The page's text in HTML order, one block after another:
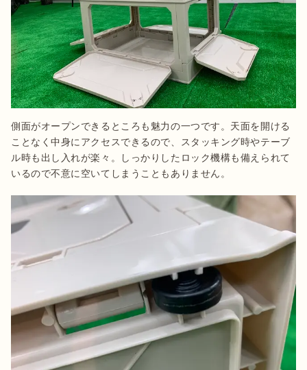
側面がオープンできるところも魅力の一つです。天面を開ける
ことなく中身にアクセスできるので、スタッキング時やテーブ
ル時も出し入れが楽々。しっかりしたロック機構も備えられて
いるので不意に空いてしまうこともありません。